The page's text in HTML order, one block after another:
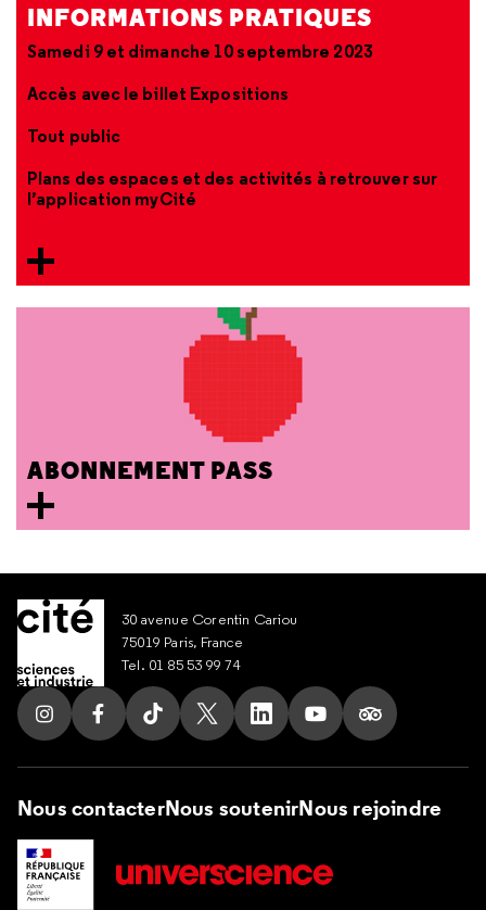
INFORMATIONS PRATIQUES
Samedi 9 et dimanche 10 septembre 2023
Accès avec le billet Expositions
Tout public
Plans des espaces et des activités à retrouver sur
l’application myCité
ABONNEMENT PASS
30 avenue Corentin Cariou
75019 Paris, France
Tel. 01 85 53 99 74
Suivez nous sur Instagram
Suivez nous sur Facebook
Suivez nous sur Tik Tok
Suivez nous sur X
Suivez nous sur LinkedIn
Suivez nous sur
Suivez nous
Nous contacterNous soutenirNous rejoindre